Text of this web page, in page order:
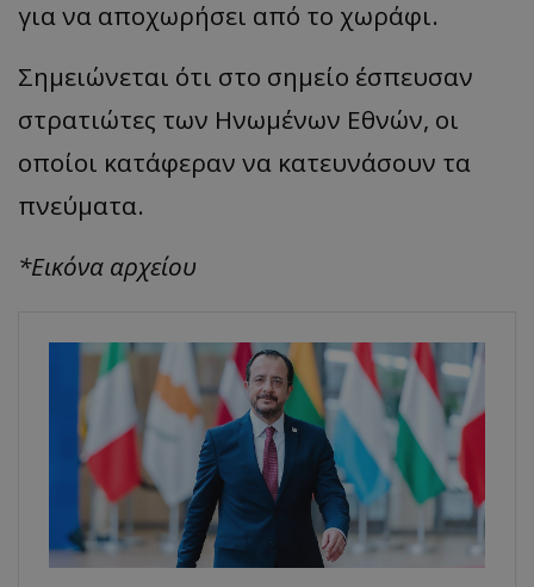
για να αποχωρήσει από το χωράφι.
Σημειώνεται ότι στο σημείο έσπευσαν
στρατιώτες των Ηνωμένων Εθνών, οι
οποίοι κατάφεραν να κατευνάσουν τα
πνεύματα.
*Εικόνα αρχείου